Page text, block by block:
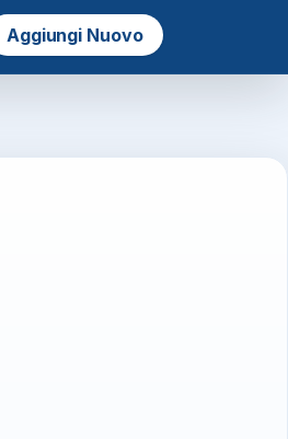
Aggiungi Nuovo